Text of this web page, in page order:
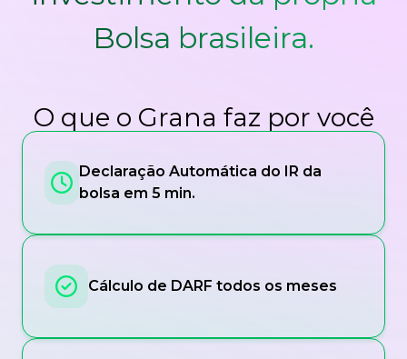
Bolsa brasileira.
O que o Grana faz por você
Declaração Automática do IR da
bolsa em 5 min.
Cálculo de DARF todos os meses